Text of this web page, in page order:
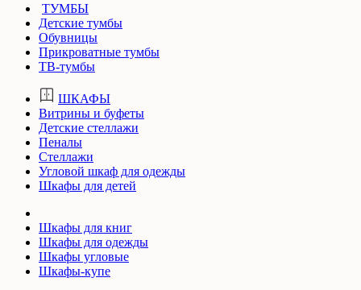
ТУМБЫ
Детские тумбы
Обувницы
Прикроватные тумбы
ТВ-тумбы
ШКАФЫ
Витрины и буфеты
Детские стеллажи
Пеналы
Стеллажи
Угловой шкаф для одежды
Шкафы для детей
Шкафы для книг
Шкафы для одежды
Шкафы угловые
Шкафы-купе